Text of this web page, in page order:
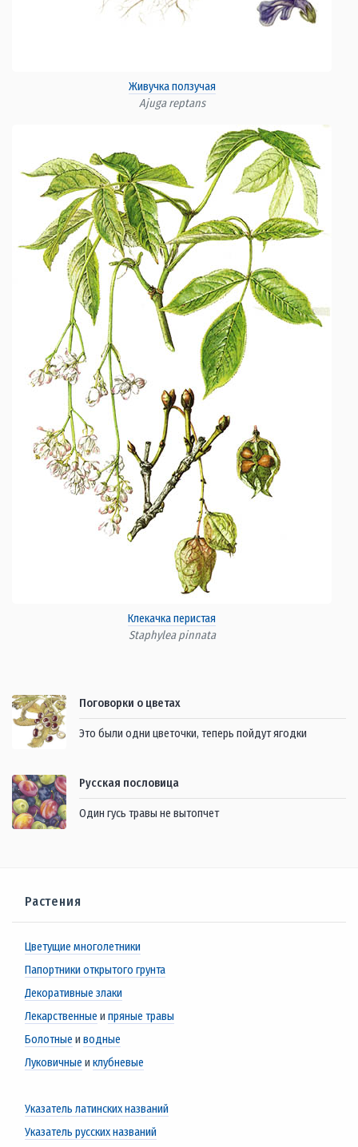
Живучка ползучая
Ajuga reptans
Клекачка перистая
Staphylea pinnata
Поговорки о цветах
Это были одни цветочки, теперь пойдут ягодки
Русская пословица
Один гусь травы не вытопчет
Растения
Цветущие многолетники
Папортники открытого грунта
Декоративные злаки
Лекарственные и пряные травы
Болотные и водные
Луковичные и клубневые
Указатель латинских названий
Указатель русских названий